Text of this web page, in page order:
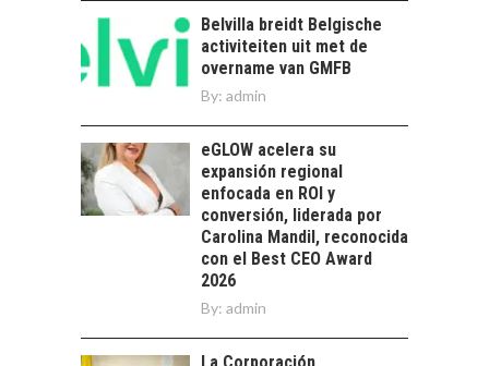
el reto ineludible de…
CHILE COMO HUB
TECNOLÓGICO DE
AMÉRICA LATINA:
AVANCES Y DESAFÍOS
Chile como hub
tecnológico de
América Latina:
avances y desafíos…
LA
TRANSFORMACIÓN
DE LOS RECURSOS
HUMANOS EN LAS
EMPRESAS
CHILENAS
Belvilla breidt Belgische
activiteiten uit met de
overname van GMFB
By: admin
eGLOW acelera su
expansión regional
enfocada en ROI y
conversión, liderada por
Carolina Mandil, reconocida
con el Best CEO Award
2026
By: admin